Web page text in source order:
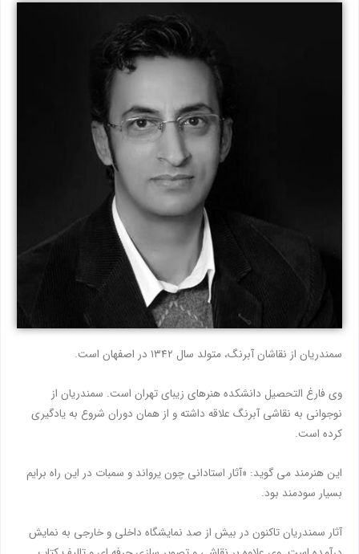
سمندریان از نقاشان آبرنگ، متولد سال ۱۳۴۲ در اصفهان است.
وی فارغ التحصیل دانشکده هنرهای زیبای تهران است. سمندریان از
نوجوانی به نقاشی آبرنگ علاقه داشته و از همان دوران شروع به یادگیری
کرده است.
این هنرمند می گوید: «آثار استادانی چون‌ یرواند و سمبات در این راه برایم‌
بسیار سودمند بود.
آثار سمندریان تاکنون در بیش از صد نمایشگاه داخلی و خارجی به نمایش